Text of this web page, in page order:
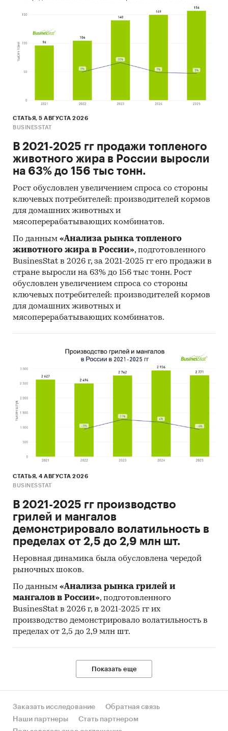
СТАТЬЯ, 5 АВГУСТА 2026
BUSINESSTAT
В 2021-2025 гг продажи топленого
животного жира в России выросли
на 63% до 156 тыс тонн.
Рост обусловлен увеличением спроса со стороны
ключевых потребителей: производителей кормов
для домашних животных и
мясоперерабатывающих комбинатов.
По данным «Анализа рынка топленого
животного жира в России», подготовленного
BusinesStat в 2026 г, за 2021-2025 гг его продажи в
стране выросли на 63% до 156 тыс тонн. Рост
обусловлен увеличением спроса со стороны
ключевых потребителей: производителей кормов
для домашних животных и
мясоперерабатывающих комбинатов.
СТАТЬЯ, 4 АВГУСТА 2026
BUSINESSTAT
В 2021-2025 гг производство
грилей и мангалов
демонстрировало волатильность в
пределах от 2,5 до 2,9 млн шт.
Неровная динамика была обусловлена чередой
рыночных шоков.
По данным «Анализа рынка грилей и
мангалов в России», подготовленного
BusinesStat в 2026 г, в 2021-2025 гг их
производство демонстрировало волатильность в
пределах от 2,5 до 2,9 млн шт.
Показать еще
Заказать исследование
Обратная связь
Наши партнеры
Стать партнером